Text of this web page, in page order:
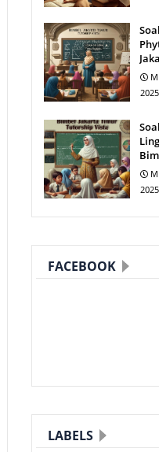
2025
2025
FACEBOOK
LABELS